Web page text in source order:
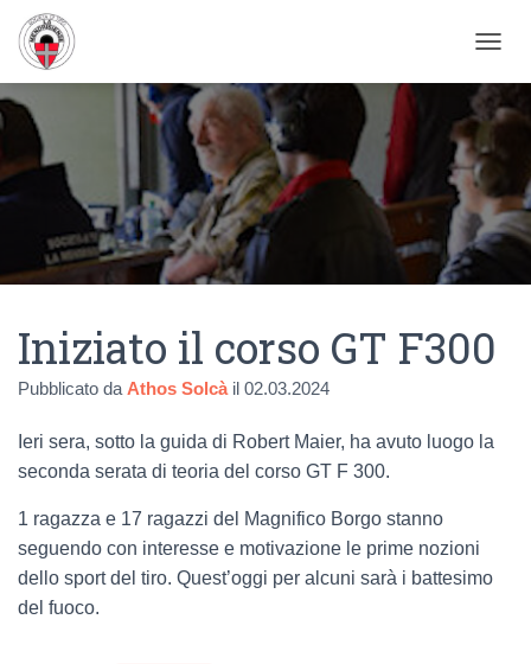
Iniziato il corso GT F300
Pubblicato da Athos Solcà il 02.03.2024
Ieri sera, sotto la guida di Robert Maier, ha avuto luogo la
seconda serata di teoria del corso GT F 300.
1 ragazza e 17 ragazzi del Magnifico Borgo stanno
seguendo con interesse e motivazione le prime nozioni
dello sport del tiro. Quest’oggi per alcuni sarà i battesimo
del fuoco.